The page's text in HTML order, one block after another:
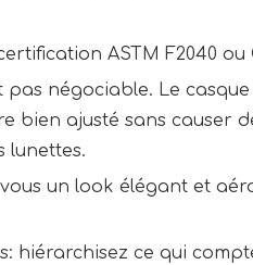
ASTM F2040 ou
pas négociable. Le
bien ajusté sans causer
lunettes.
un look élégant et
hiérarchisez ce qui